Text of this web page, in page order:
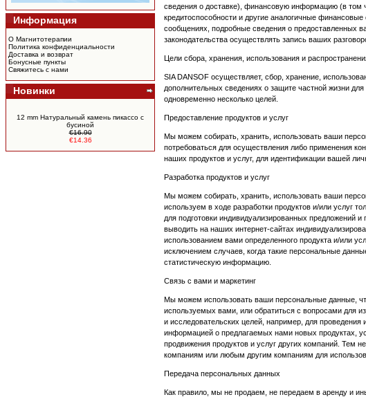
Информация
О Магнитотерапии
Политика конфиденциальности
Доставка и возврат
Бонусные пункты
Свяжитесь с нами
Новинки
12 mm Натуральный камень пикассо c
бусиной
€16.90
€14.36
сведения о доставке), финансовую информацию (в том
кредитоспособности и другие аналогичные
сообщениях, подробные сведения о
законодательства осуществлять запись ваших
Цели сбора, хранения, использования и
SIA DANSOF осуществляет, сбор, хранение,
дополнительных сведениях о защите частной жизни
одновременно несколько целей.
Предоставление продуктов и услуг
Мы можем собирать, хранить, использовать ваши
потребоваться для осуществления либо применения
наших продуктов и услуг, для идентификации вашей
Разработка продуктов и услуг
Мы можем собирать, хранить, использовать ваши
используем в ходе разработки продуктов и/или услуг
для подготовки индивидуализированных предложений
выводить на наших интернет-сайтах
использованием вами определенного продукта и/или
исключением случаев, когда такие персональные
статистическую информацию.
Связь с вами и маркетинг
Мы можем использовать ваши персональные данные,
используемых вами, или обратиться с вопросами для
и исследовательских целей, например, для
информацией о предлагаемых нами новых продуктах,
продвижения продуктов и услуг других компаний. Тем
компаниям или любым другим компаниям для
Передача персональных данных
Как правило, мы не продаем, не передаем в аренду и